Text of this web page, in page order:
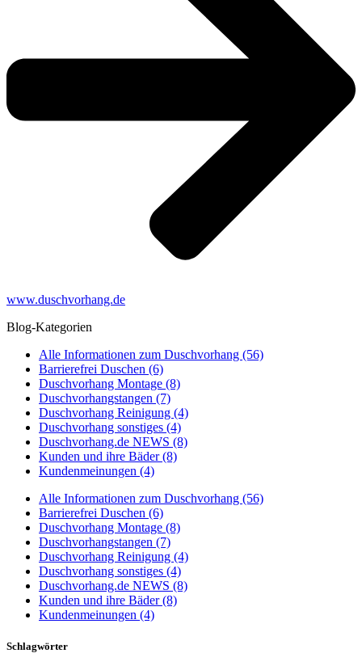
www.duschvorhang.de
Blog-Kategorien
Alle Informationen zum Duschvorhang (56)
Barrierefrei Duschen (6)
Duschvorhang Montage (8)
Duschvorhangstangen (7)
Duschvorhang Reinigung (4)
Duschvorhang sonstiges (4)
Duschvorhang.de NEWS (8)
Kunden und ihre Bäder (8)
Kundenmeinungen (4)
Alle Informationen zum Duschvorhang (56)
Barrierefrei Duschen (6)
Duschvorhang Montage (8)
Duschvorhangstangen (7)
Duschvorhang Reinigung (4)
Duschvorhang sonstiges (4)
Duschvorhang.de NEWS (8)
Kunden und ihre Bäder (8)
Kundenmeinungen (4)
Schlagwörter